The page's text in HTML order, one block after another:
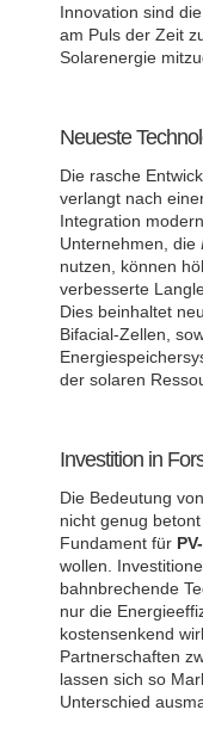
Innovation sind
am Puls der Zeit
Solarenergie
Neueste
Die rasche
verlangt nach
Integration
Unternehmen, die
nutzen, können
verbesserte
Dies beinhaltet
Bifacial-Zellen,
der solaren
Investition in
Die Bedeutung
nicht genug
Fundament für
wollen.
bahnbrechende
nur die
kostensenkend
Partnerschaften
lassen sich so
Unterschied